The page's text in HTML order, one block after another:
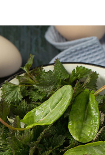
в том, что
которая
объяснила
РАСТЕНИЯ